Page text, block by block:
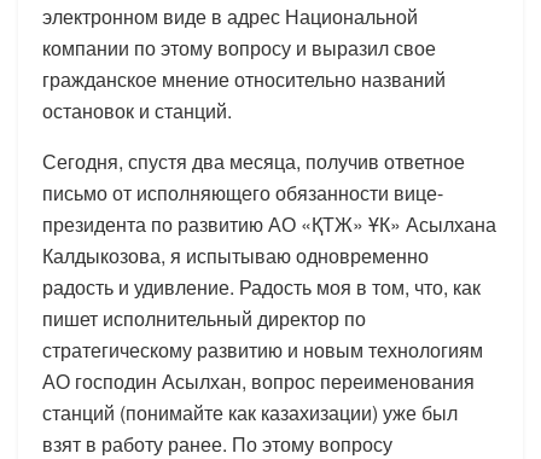
электронном виде в адрес Национальной
компании по этому вопросу и выразил свое
гражданское мнение относительно названий
остановок и станций.
Сегодня, спустя два месяца, получив ответное
письмо от исполняющего обязанности вице-
президента по развитию АО «ҚТЖ» ҰК» Асылхана
Калдыкозова, я испытываю одновременно
радость и удивление. Радость моя в том, что, как
пишет исполнительный директор по
стратегическому развитию и новым технологиям
АО господин Асылхан, вопрос переименования
станций (понимайте как казахизации) уже был
взят в работу ранее. По этому вопросу